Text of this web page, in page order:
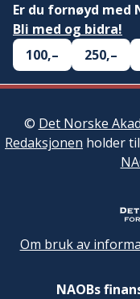
Er du fornøyd med
Bli med og bidra!
100,–
250,–
© Det Norske
Redaksjonen holder
Om bruk av
NAOBs